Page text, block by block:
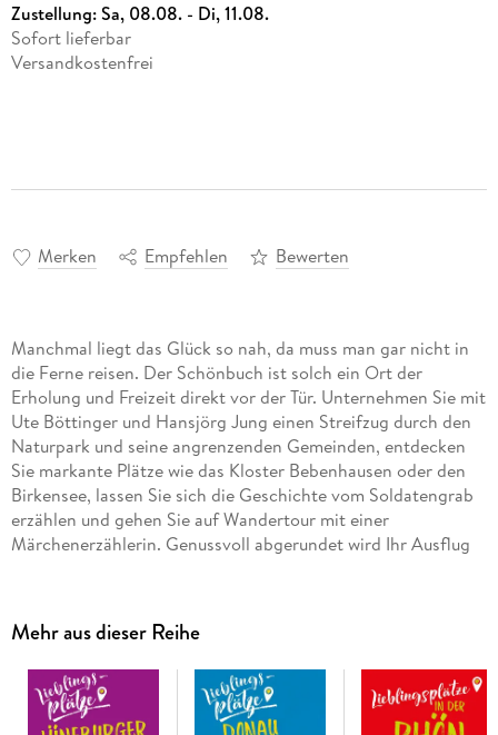
Zustellung:Sa, 08.08. - Di, 11.08.
Sofort lieferbar
Versandkostenfrei
Merken Empfehlen Bewerten
Manchmal liegt das Glück so nah, da muss man gar nicht in
die Ferne reisen. Der Schönbuch ist solch ein Ort der
Erholung und Freizeit direkt vor der Tür. Unternehmen Sie mit
Ute Böttinger und Hansjörg Jung einen Streifzug durch den
Naturpark und seine angrenzenden Gemeinden, entdecken
Sie markante Plätze wie das Kloster Bebenhausen oder den
Birkensee, lassen Sie sich die Geschichte vom Soldatengrab
erzählen und gehen Sie auf Wandertour mit einer
Märchenerzählerin. Genussvoll abgerundet wird Ihr Ausflug
Mehr aus dieser Reihe